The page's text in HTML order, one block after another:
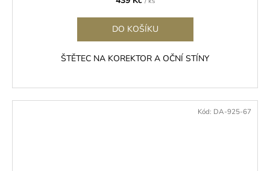
DO KOŠÍKU
ŠTĚTEC NA KOREKTOR A OČNÍ STÍNY
Kód: DA-925-67